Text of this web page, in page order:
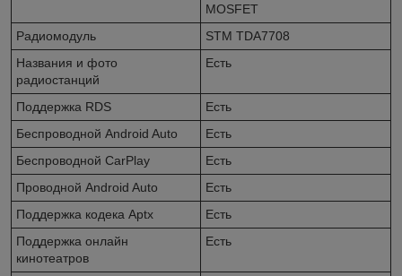
MOSFET
Радиомодуль
STM TDA7708
Названия и фото
радиостанций
Есть
Поддержка RDS
Есть
Беспроводной Android Auto
Есть
Беспроводной CarPlay
Есть
Проводной Android Auto
Есть
Поддержка кодека Aptx
Есть
Поддержка онлайн
кинотеатров
Есть